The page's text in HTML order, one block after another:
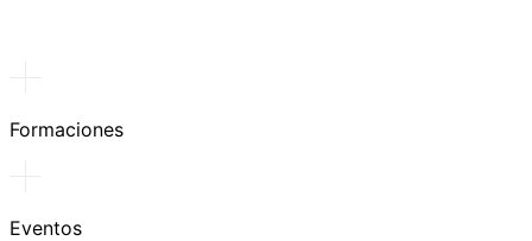
Formaciones
Eventos